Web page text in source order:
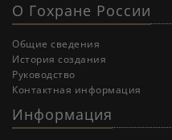
О Гохране России
Общие сведения
История создания
Руководство
Контактная информация
Информация